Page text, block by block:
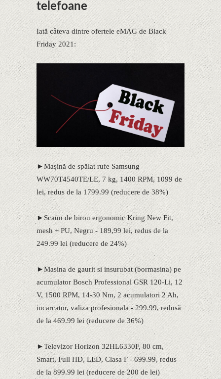
telefoane
Iată câteva dintre ofertele eMAG de Black
Friday 2021:
►Mașină de spălat rufe Samsung
WW70T4540TE/LE, 7 kg, 1400 RPM, 1099 de
lei, redus de la 1799.99 (reducere de 38%)
►Scaun de birou ergonomic Kring New Fit,
mesh + PU, Negru - 189,99 lei, redus de la
249.99 lei (reducere de 24%)
►Masina de gaurit si insurubat (bormasina) pe
acumulator Bosch Professional GSR 120-Li, 12
V, 1500 RPM, 14-30 Nm, 2 acumulatori 2 Ah,
incarcator, valiza profesionala - 299.99, redusă
de la 469.99 lei (reducere de 36%)
►Televizor Horizon 32HL6330F, 80 cm,
Smart, Full HD, LED, Clasa F - 699.99, redus
de la 899.99 lei (reducere de 200 de lei)